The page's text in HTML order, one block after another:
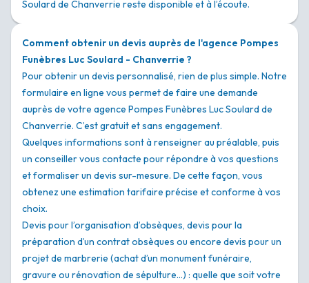
Soulard de Chanverrie reste disponible et à l’écoute.
Comment obtenir un devis auprès de l'agence Pompes
Funèbres Luc Soulard - Chanverrie ?
Pour obtenir un devis personnalisé, rien de plus simple. Notre
formulaire en ligne vous permet de faire une demande
auprès de votre agence Pompes Funèbres Luc Soulard de
Chanverrie. C’est gratuit et sans engagement.
Quelques informations sont à renseigner au préalable, puis
un conseiller vous contacte pour répondre à vos questions
et formaliser un devis sur-mesure. De cette façon, vous
obtenez une estimation tarifaire précise et conforme à vos
choix.
Devis pour l’organisation d’obsèques, devis pour la
préparation d’un contrat obsèques ou encore devis pour un
projet de marbrerie (achat d’un monument funéraire,
gravure ou rénovation de sépulture…) : quelle que soit votre